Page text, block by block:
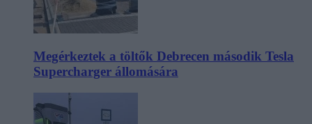
Megérkeztek a töltők Debrecen második Tesla
Supercharger állomására